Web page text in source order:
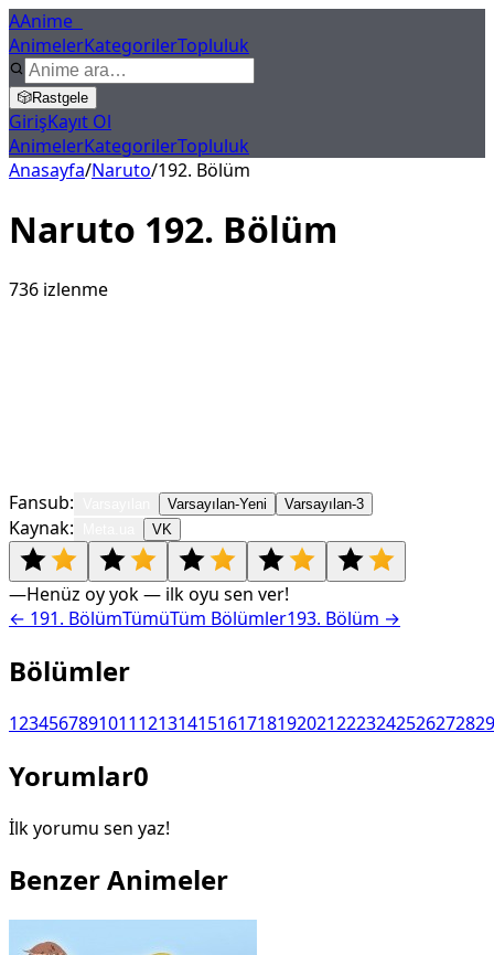
AAnime
AnimelerKategorilerTopluluk
🎲Rastgele
GirişKayıt Ol
AnimelerKategorilerTopluluk
Anasayfa/Naruto/192. Bölüm
Naruto 192. Bölüm
736 izlenme
Fansub: Varsayılan-Yeni Varsayılan-3
Kaynak: VK
—Henüz oy yok — ilk oyu sen ver!
← 191. BölümTümüTüm Bölümler193. Bölüm →
Bölümler
1234567891011121314151617181920212223242526272829
Yorumlar0
İlk yorumu sen yaz!
Benzer Animeler